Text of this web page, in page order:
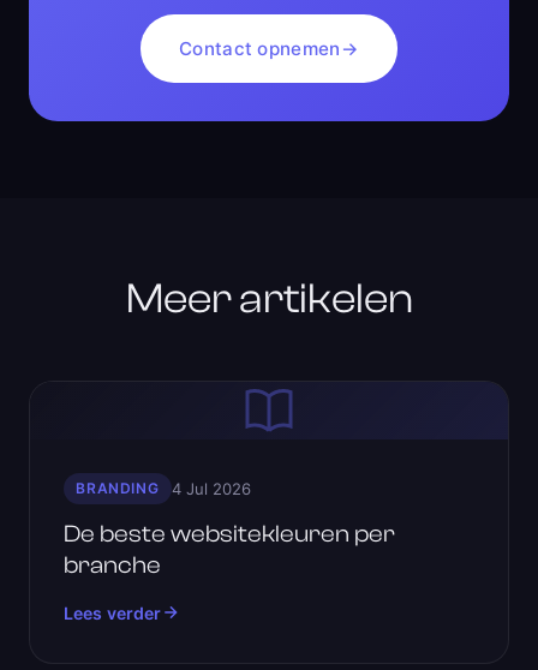
Contact opnemen →
Meer artikelen
BRANDING 4 Jul 2026
De beste websitekleuren per
branche
Lees verder